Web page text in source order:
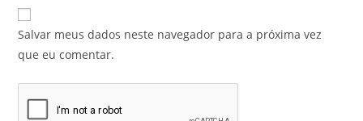
Salvar meus dados neste navegador para a próxima vez
que eu comentar.